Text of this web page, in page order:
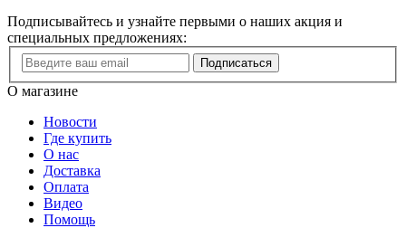
Подписывайтесь и узнайте первыми о наших акция и
специальных предложениях:
Подписаться
О магазине
Новости
Где купить
О нас
Доставка
Оплата
Видео
Помощь